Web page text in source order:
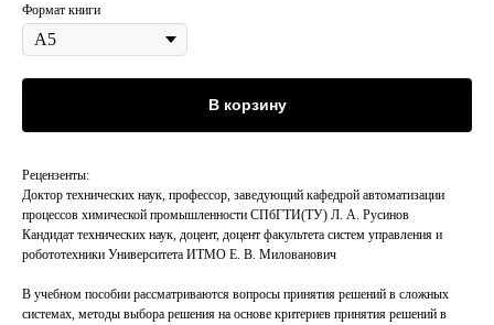
Формат книги
В корзину
Рецензенты:
Доктор технических наук, профессор, заведующий кафедрой автоматизации
процессов химической промышленности СПбГТИ(ТУ) Л. А. Русинов
Кандидат технических наук, доцент, доцент факультета систем управления и
робототехники Университета ИТМО Е. В. Милованович
В учебном пособии рассматриваются вопросы принятия решений в сложных
системах, методы выбора решения на основе критериев принятия решений в